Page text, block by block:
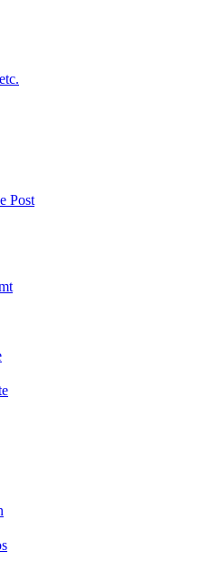
Post